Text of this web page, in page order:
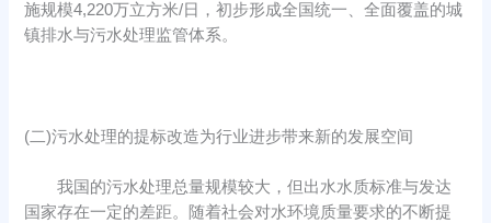
施规模4,220万立方米/日，初步形成全国统一、全面覆盖的城
镇排水与污水处理监管体系。
(二)污水处理的提标改造为行业进步带来新的发展空间
我国的污水处理总量规模较大，但出水水质标准与发达
国家存在一定的差距。随着社会对水环境质量要求的不断提